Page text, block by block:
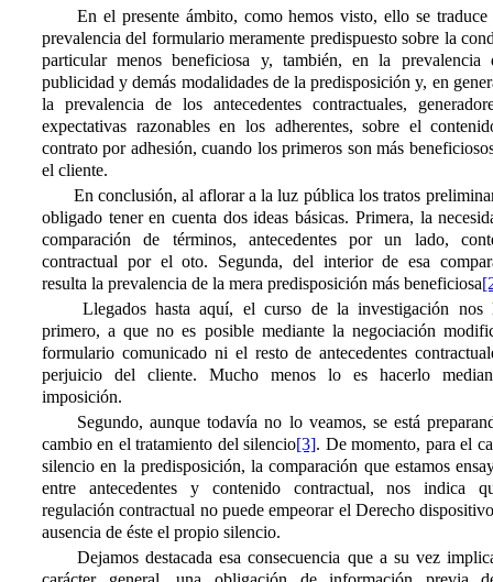
En el presente ámbito, como hemos visto, ello se traduce
prevalencia del formulario meramente predispuesto sobre la
particular menos beneficiosa y, también, en la prevalencia
publicidad y demás modalidades de la predisposición y, en
la prevalencia de los antecedentes contractuales,
expectativas razonables en los adherentes, sobre el
contrato por adhesión, cuando los primeros son más
el cliente.
En conclusión, al aflorar a la luz pública los tratos
obligado tener en cuenta dos ideas básicas. Primera, la
comparación de términos, antecedentes por un lado,
contractual por el oto. Segunda, del interior de esa
resulta la prevalencia de la mera predisposición más beneficiosa
Llegados hasta aquí, el curso de la investigación nos
primero, a que no es posible mediante la negociación
formulario comunicado ni el resto de antecedentes
perjuicio del cliente. Mucho menos lo es hacerlo
imposición.
Segundo, aunque todavía no lo veamos, se está
cambio en el tratamiento del silencio[3]. De momento, para el
silencio en la predisposición, la comparación que estamos
entre antecedentes y contenido contractual, nos indica
regulación contractual no puede empeorar el Derecho
ausencia de éste el propio silencio.
Dejamos destacada esa consecuencia que a su vez